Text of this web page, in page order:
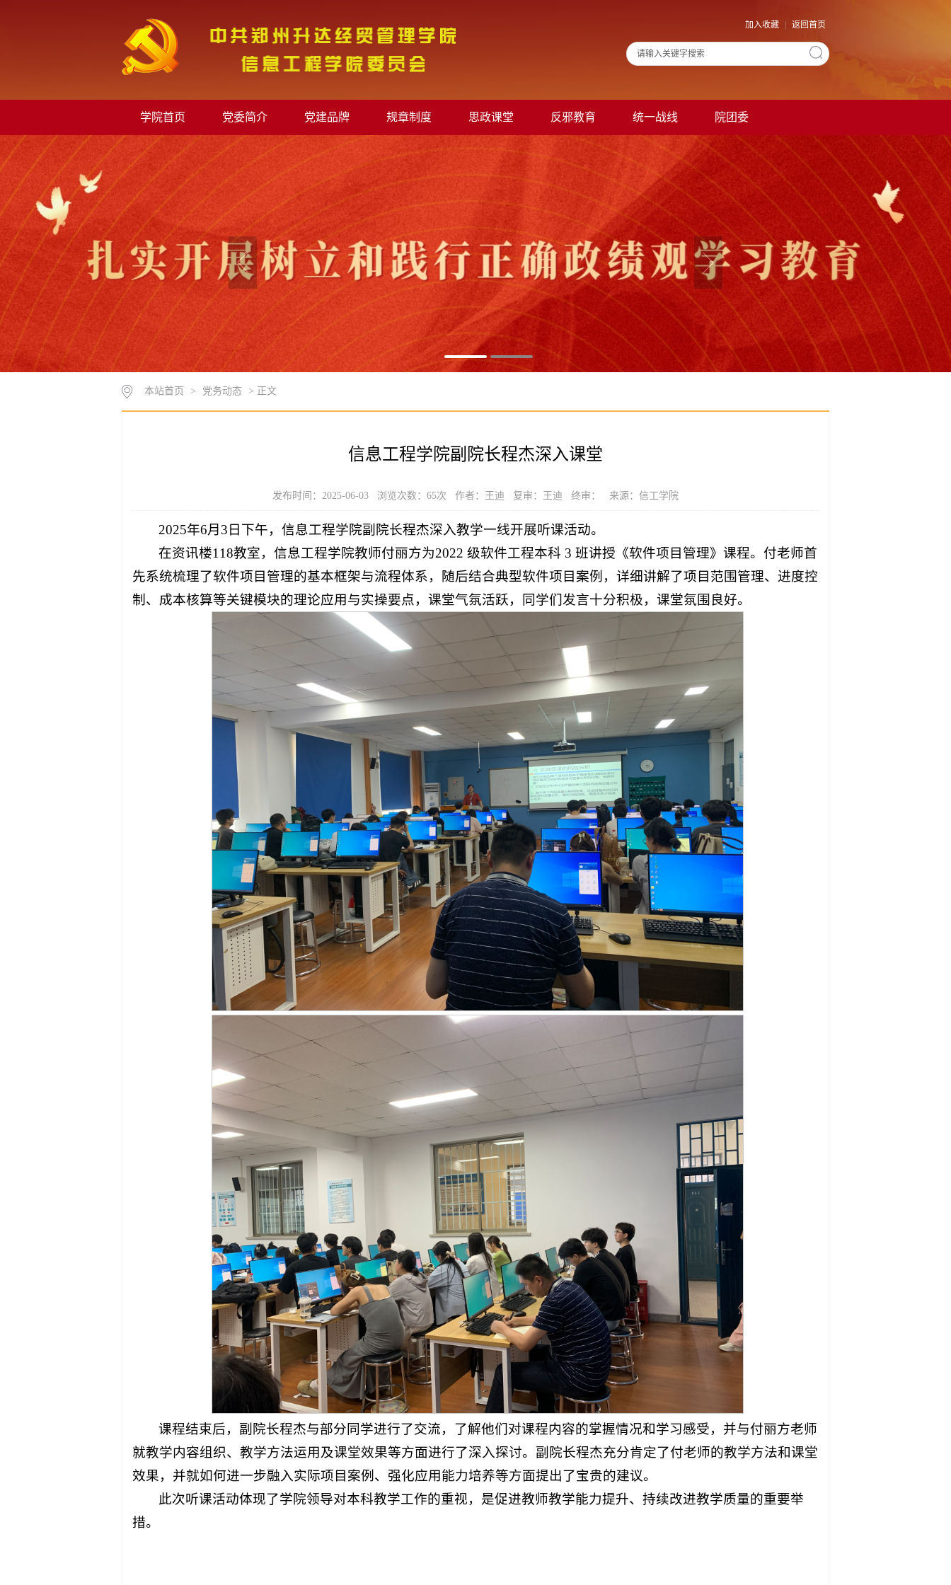
加入收藏 返回首页
学院首页 党委简介 党建品牌 规章制度 思政课堂 反邪教育 统一战线 院团委
本站首页 > 党务动态 > 正文
信息工程学院副院长程杰深入课堂
发布时间：2025-06-03 浏览次数： 65次 作者：王迪 复审：王迪 终审： 来源：信工学院
2025年6月3日下午，信息工程学院副院长程杰深入教学一线开展听课活动。
在资讯楼118教室，信息工程学院教师付丽方为2022 级软件工程本科 3 班讲授《软件项目管理》课程。付老师首
先系统梳理了软件项目管理的基本框架与流程体系，随后结合典型软件项目案例，详细讲解了项目范围管理、进度控
制、成本核算等关键模块的理论应用与实操要点，课堂气氛活跃，同学们发言十分积极，课堂氛围良好。
课程结束后，副院长程杰与部分同学进行了交流，了解他们对课程内容的掌握情况和学习感受，并与付丽方老师
就教学内容组织、教学方法运用及课堂效果等方面进行了深入探讨。副院长程杰充分肯定了付老师的教学方法和课堂
效果，并就如何进一步融入实际项目案例、强化应用能力培养等方面提出了宝贵的建议。
此次听课活动体现了学院领导对本科教学工作的重视，是促进教师教学能力提升、持续改进教学质量的重要举
措。